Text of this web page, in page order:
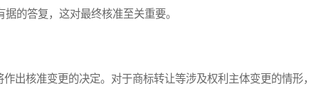
的答复，这对最终核准至关重要。
核准变更的决定。对于商标转让等涉及权利主体变更的情形，